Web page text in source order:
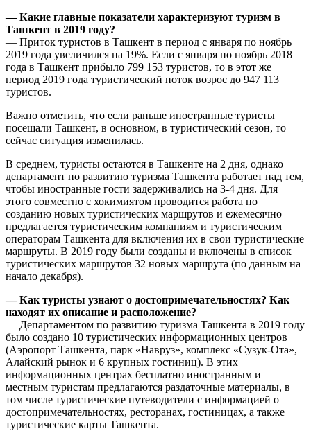
— Какие главные показатели характеризуют туризм в
Ташкент в 2019 году?
— Приток туристов в Ташкент в период с января по ноябрь
2019 года увеличился на 19%. Если с января по ноябрь 2018
года в Ташкент прибыло 799 153 туристов, то в этот же
период 2019 года туристический поток возрос до 947 113
туристов.
Важно отметить, что если раньше иностранные туристы
посещали Ташкент, в основном, в туристический сезон, то
сейчас ситуация изменилась.
В среднем, туристы остаются в Ташкенте на 2 дня, однако
департамент по развитию туризма Ташкента работает над тем,
чтобы иностранные гости задерживались на 3-4 дня. Для
этого совместно с хокимиятом проводится работа по
созданию новых туристических маршрутов и ежемесячно
предлагается туристическим компаниям и туристическим
операторам Ташкента для включения их в свои туристические
маршруты. В 2019 году были созданы и включены в список
туристических маршрутов 32 новых маршрута (по данным на
начало декабря).
— Как туристы узнают о достопримечательностях? Как
находят их описание и расположение?
— Департаментом по развитию туризма Ташкента в 2019 году
было создано 10 туристических информационных центров
(Аэропорт Ташкента, парк «Навруз», комплекс «Сузук-Ота»,
Алайский рынок и 6 крупных гостиниц). В этих
информационных центрах бесплатно иностранным и
местным туристам предлагаются раздаточные материалы, в
том числе туристические путеводители с информацией о
достопримечательностях, ресторанах, гостиницах, а также
туристические карты Ташкента.